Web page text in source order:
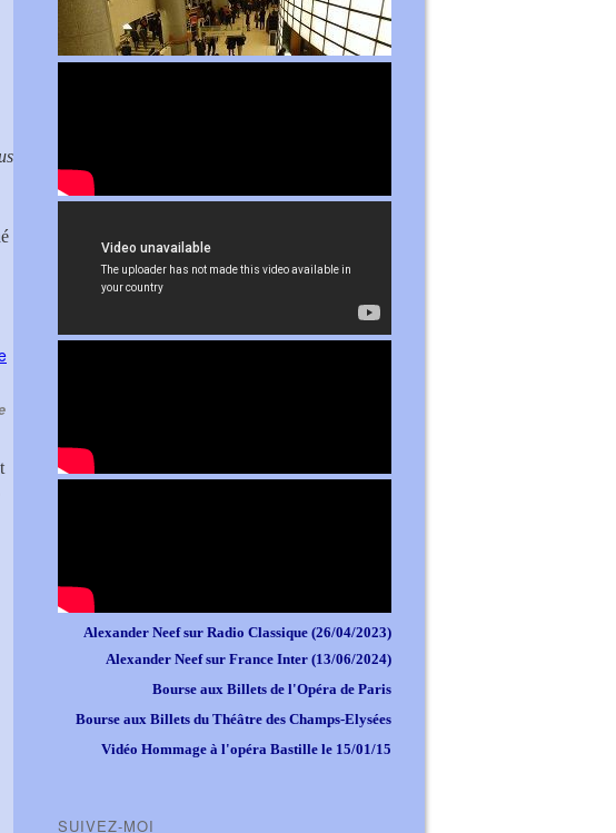
Alexander Neef sur Radio Classique (26/04/2023)
Alexander Neef sur France Inter (13/06/2024)
Bourse aux Billets de l'Opéra de Paris
Bourse aux Billets du Théâtre des Champs-Elysées
Vidéo Hommage à l'opéra Bastille le 15/01/15
SUIVEZ-MOI